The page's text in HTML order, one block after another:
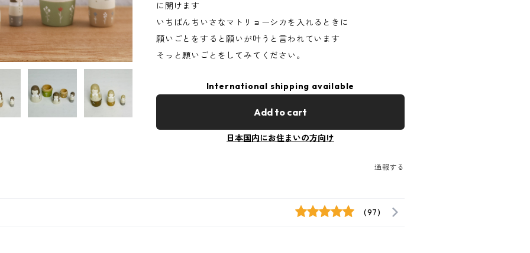
に開けます
いちばんちいさなマトリョーシカを入れるときに
願いごとをすると願いが叶うと言われています
そっと願いごとをしてみてください。
International shipping available
Add to cart
日本国内にお住まいの方向け
通報する
(97)